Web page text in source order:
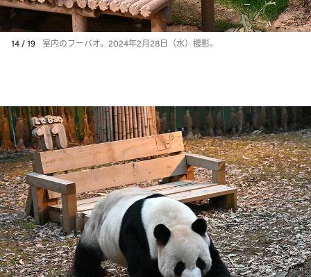
14 / 19 室内のフーバオ。2024年2月28日（水）撮影。